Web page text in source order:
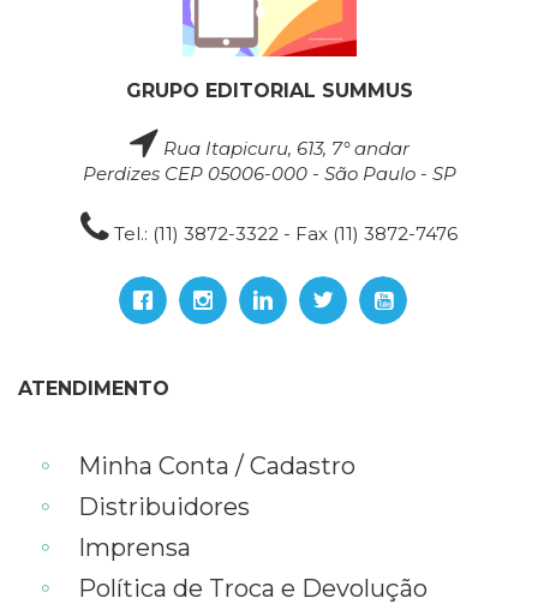
GRUPO EDITORIAL SUMMUS
Rua Itapicuru, 613, 7° andar
Perdizes CEP 05006-000 - São Paulo - SP
Tel.: (11) 3872-3322 - Fax (11) 3872-7476
ATENDIMENTO
Minha Conta / Cadastro
Distribuidores
Imprensa
Política de Troca e Devolução